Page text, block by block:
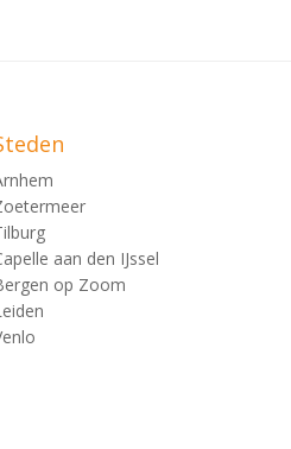
aan den IJssel
op Zoom